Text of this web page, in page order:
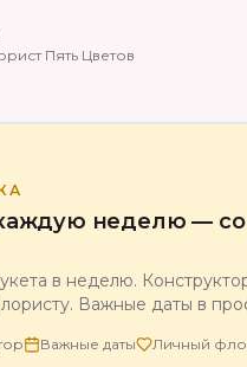
Пять Цветов
неделю —
в неделю.
Важные даты в
Важные даты Личный